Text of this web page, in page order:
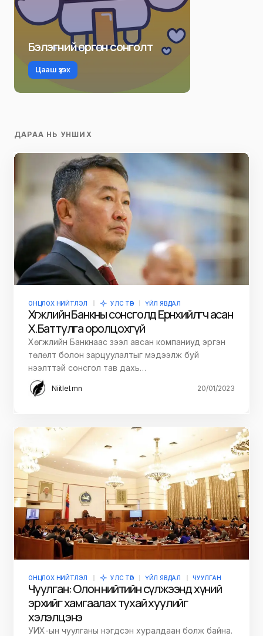
Бэлэгний өргөн сонголт
Цааш үзэх
ДАРАА НЬ УНШИХ
ОНЦЛОХ НИЙТЛЭЛ УЛС ТӨР ҮЙЛ ЯВДАЛ
Хөгжлийн Банкны сонсголд Ерөнхийлөгч асан
Х.Баттулга оролцохгүй
Хөгжлийн Банкнаас зээл авсан компаниуд эргэн
төлөлт болон зарцуулалтыг мэдээлж буй
нээлттэй сонсгол тав дахь…
Niitlel.mn 20/01/2023
ОНЦЛОХ НИЙТЛЭЛ УЛС ТӨР ҮЙЛ ЯВДАЛ ЧУУЛГАН
Чуулган: Олон нийтийн сүлжээнд хүний
эрхийг хамгаалах тухай хуулийг
хэлэлцэнэ
УИХ-ын чуулганы нэгдсэн хуралдаан болж байна.